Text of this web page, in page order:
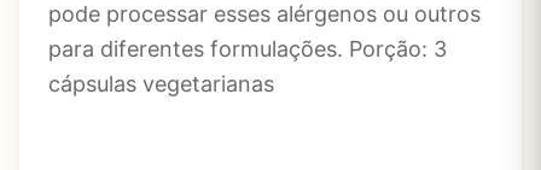
pode processar esses alérgenos ou outros
para diferentes formulações. Porção: 3
cápsulas vegetarianas